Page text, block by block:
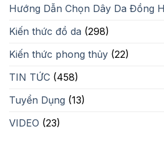
Hướng Dẫn Chọn Dây Da Đồng
Kiến thức đồ da (298)
Kiến thức phong thủy (22)
TIN TỨC (458)
Tuyển Dụng (13)
VIDEO (23)